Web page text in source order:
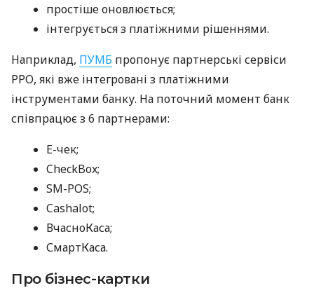
простіше оновлюється;
інтегрується з платіжними рішеннями.
Наприклад, ПУМБ пропонує партнерські сервіси
РРО, які вже інтегровані з платіжними
інструментами банку. На поточний момент банк
співпрацює з 6 партнерами:
E-чек;
CheckBox;
SM-POS;
Cashalot;
ВчасноКаса;
СмартКаса.
Про бізнес-картки